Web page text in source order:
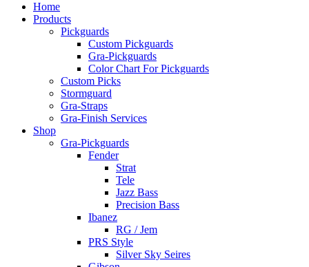
Home
Products
Pickguards
Custom Pickguards
Gra-Pickguards
Color Chart For Pickguards
Custom Picks
Stormguard
Gra-Straps
Gra-Finish Services
Shop
Gra-Pickguards
Fender
Strat
Tele
Jazz Bass
Precision Bass
Ibanez
RG / Jem
PRS Style
Silver Sky Seires